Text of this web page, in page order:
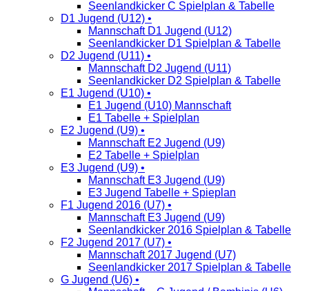
Seenlandkicker C Spielplan & Tabelle
D1 Jugend (U12) •
Mannschaft D1 Jugend (U12)
Seenlandkicker D1 Spielplan & Tabelle
D2 Jugend (U11) •
Mannschaft D2 Jugend (U11)
Seenlandkicker D2 Spielplan & Tabelle
E1 Jugend (U10) •
E1 Jugend (U10) Mannschaft
E1 Tabelle + Spielplan
E2 Jugend (U9) •
Mannschaft E2 Jugend (U9)
E2 Tabelle + Spielplan
E3 Jugend (U9) •
Mannschaft E3 Jugend (U9)
E3 Jugend Tabelle + Spieplan
F1 Jugend 2016 (U7) •
Mannschaft E3 Jugend (U9)
Seenlandkicker 2016 Spielplan & Tabelle
F2 Jugend 2017 (U7) •
Mannschaft 2017 Jugend (U7)
Seenlandkicker 2017 Spielplan & Tabelle
G Jugend (U6) •